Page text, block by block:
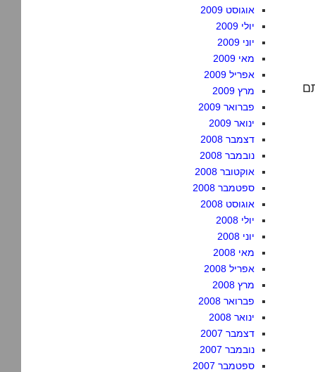
אוגוסט 2009
יולי 2009
יוני 2009
מאי 2009
אפריל 2009
מרץ 2009
פברואר 2009
ינואר 2009
דצמבר 2008
נובמבר 2008
אוקטובר 2008
ספטמבר 2008
אוגוסט 2008
יולי 2008
יוני 2008
מאי 2008
אפריל 2008
מרץ 2008
פברואר 2008
ינואר 2008
דצמבר 2007
נובמבר 2007
ספטמבר 2007